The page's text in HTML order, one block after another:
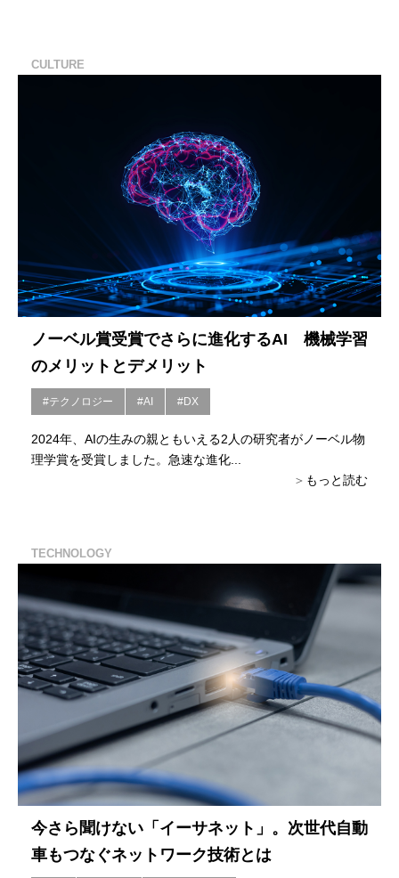
CULTURE
ノーベル賞受賞でさらに進化するAI 機械学習
のメリットとデメリット
#テクノロジー #AI #DX
2024年、AIの生みの親ともいえる2人の研究者がノーベル物
理学賞を受賞しました。急速な進化...
もっと読む
TECHNOLOGY
今さら聞けない「イーサネット」。次世代自動
車もつなぐネットワーク技術とは